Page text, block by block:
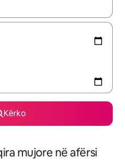
lëviz me butonat e
Kërko
mujore në afërsi